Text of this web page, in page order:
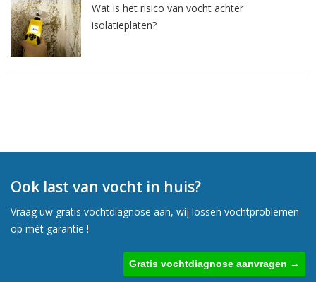
Wat is het risico van vocht achter
isolatieplaten?
Ook last van vocht in huis?
Vraag uw gratis vochtdiagnose aan, wij lossen vochtproblemen
op mét garantie !
Gratis vochtdiagnose aanvragen →